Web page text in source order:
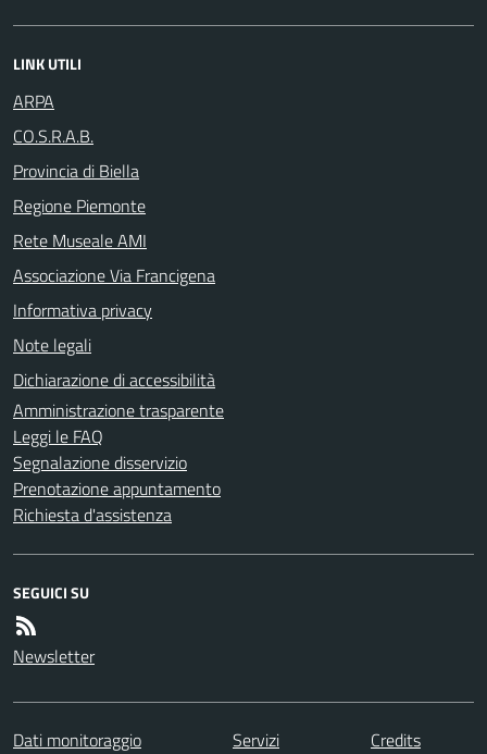
LINK UTILI
ARPA
CO.S.R.A.B.
Provincia di Biella
Regione Piemonte
Rete Museale AMI
Associazione Via Francigena
Informativa privacy
Note legali
Dichiarazione di accessibilità
Amministrazione trasparente
Leggi le FAQ
Segnalazione disservizio
Prenotazione appuntamento
Richiesta d'assistenza
SEGUICI SU
Newsletter
Dati monitoraggio Servizi
Credits